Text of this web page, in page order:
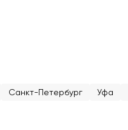
Санкт-Петербург Уфа